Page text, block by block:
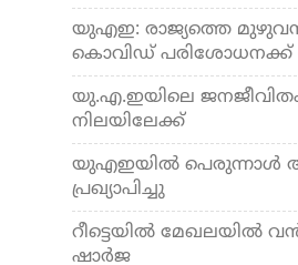
യുഎഇ: രാജ്യത്തെ
കൊവിഡ് പരിശോധനക്ക്
യു.​എ.​ഇയിലെ
നിലയിലേക്ക്
യുഎഇയിൽ പെരുന്നാൾ
പ്രഖ്യാപിച്ചു
റീട്ടെയിൽ മേഖലയിൽ
ഷാർജ